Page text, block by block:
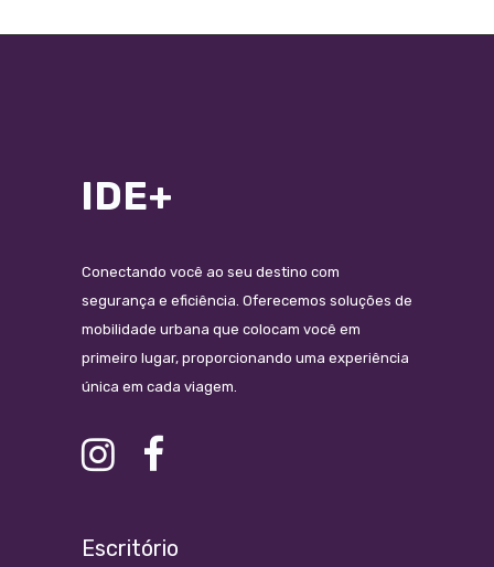
IDE+
Conectando você ao seu destino com
segurança e eficiência. Oferecemos soluções de
mobilidade urbana que colocam você em
primeiro lugar, proporcionando uma experiência
única em cada viagem.
Escritório